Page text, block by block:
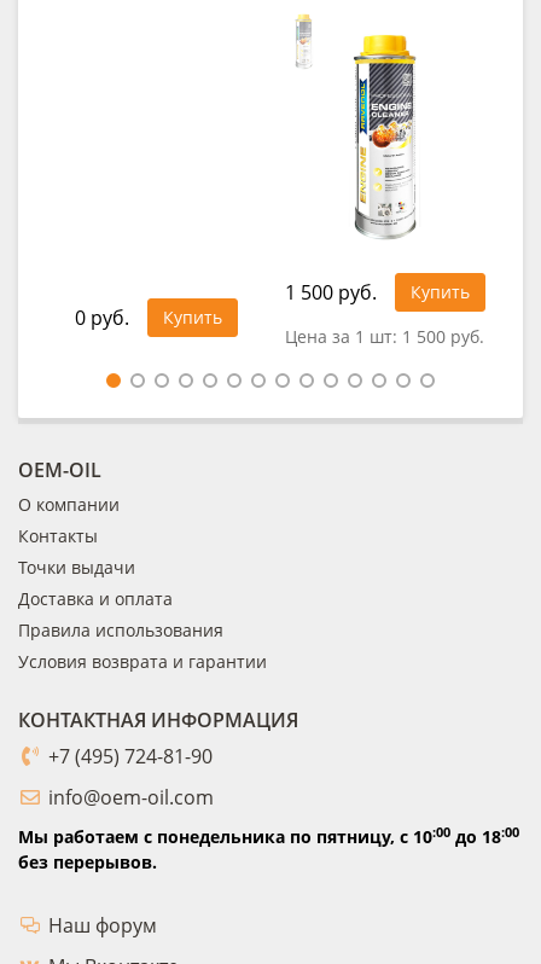
0 руб. Купить
1 500 руб.
Купить
Цена за 1 шт: 1 500 руб.
OEM-OIL
О компании
Контакты
Точки выдачи
Доставка и оплата
Правила использования
Условия возврата и гарантии
КОНТАКТНАЯ ИНФОРМАЦИЯ
+7 (495) 724-81-90
info@oem-oil.com
Мы работаем с понедельника по пятницу, с 10:00 до 18:00
без перерывов.
Наш форум